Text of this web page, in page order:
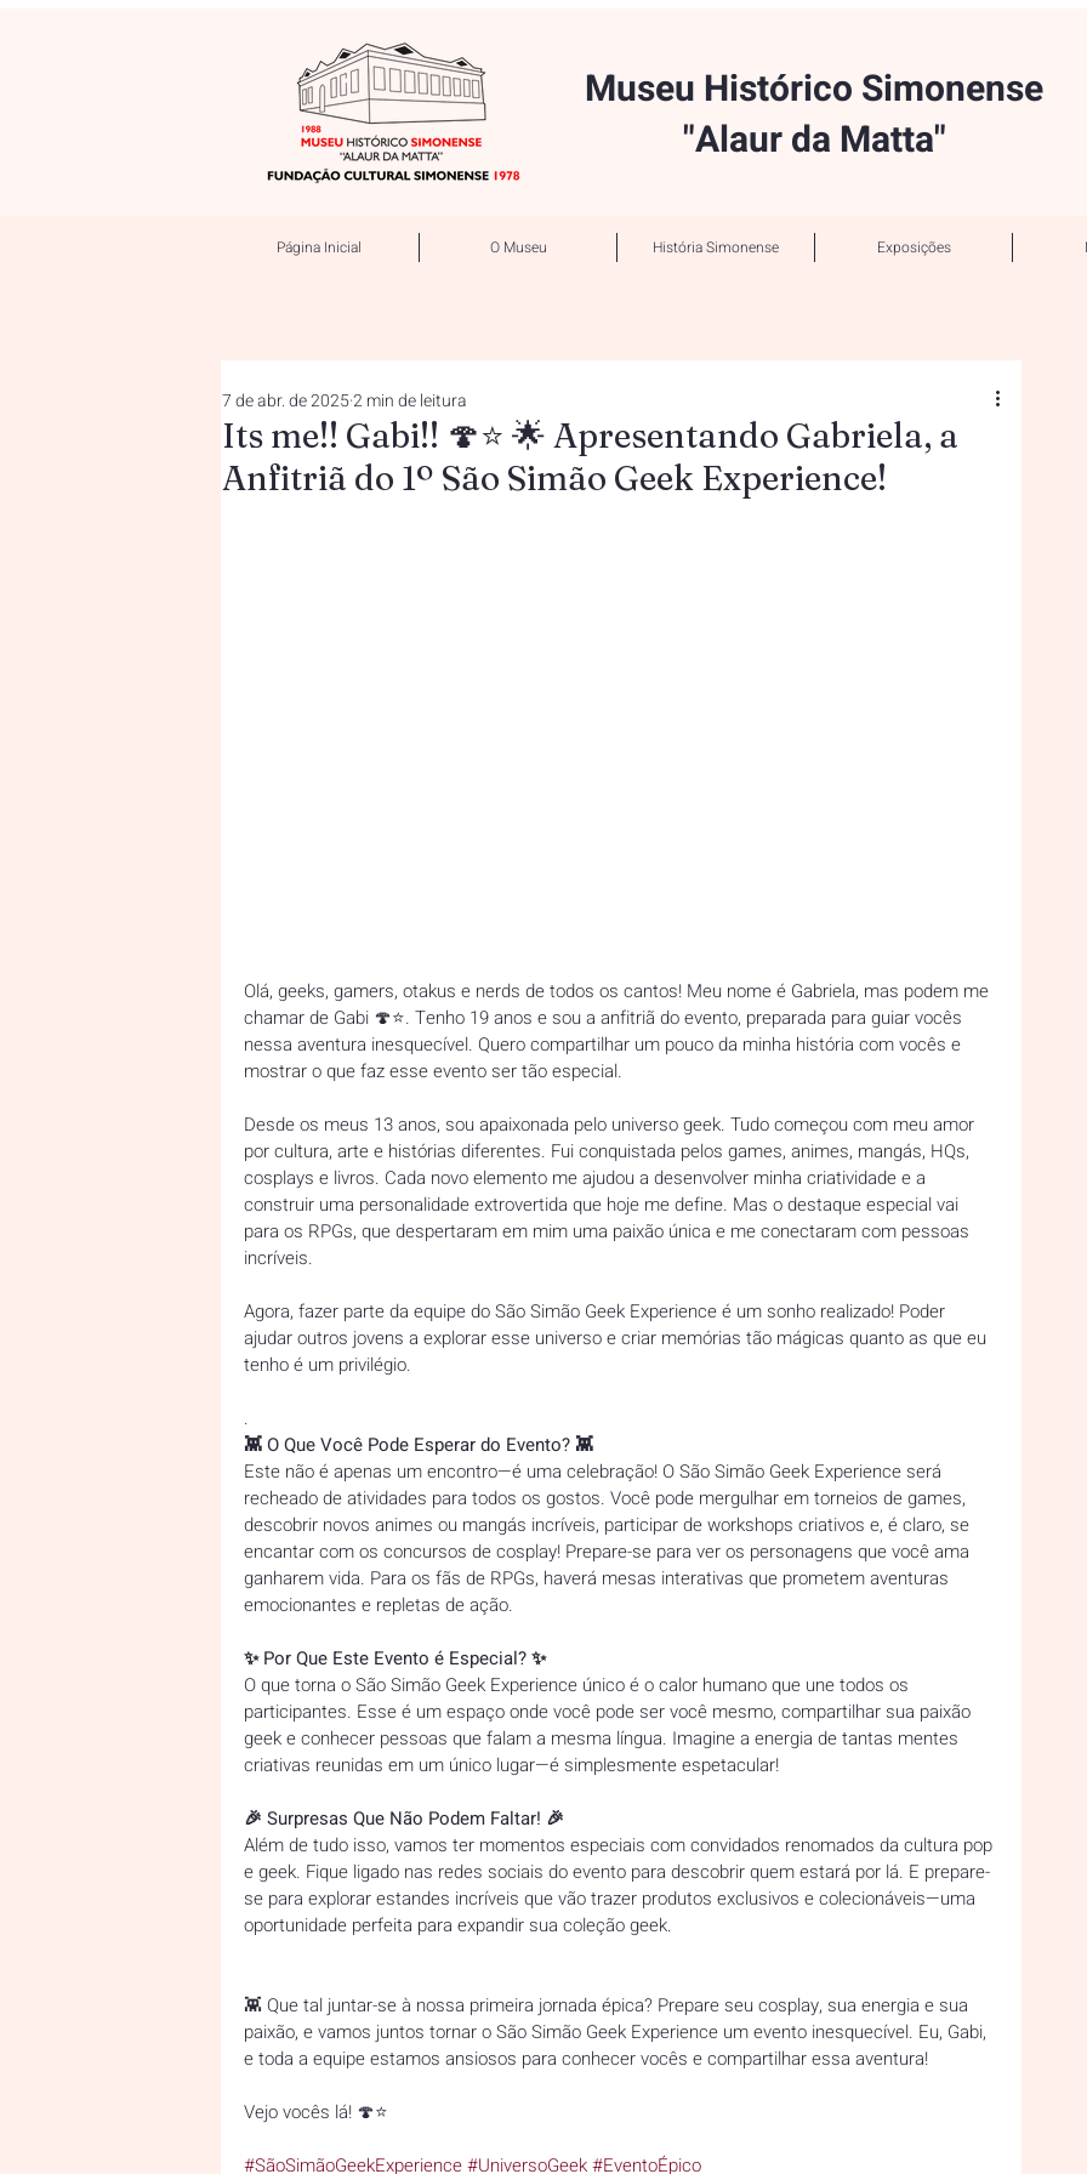
Museu Histórico Simonense
"Alaur da Matta"
Página Inicial O Museu História Simonense Exposições
Its me!! Gabi!! 🍄⭐ 🌟 Apresentando Gabriela, a
Anfitriã do 1º São Simão Geek Experience!
7 de abr. de 20252 min de leitura
Olá, geeks, gamers, otakus e nerds de todos os cantos! Meu nome é Gabriela, mas podem me
chamar de Gabi 🍄⭐️. Tenho 19 anos e sou a anfitriã do evento, preparada para guiar vocês
nessa aventura inesquecível. Quero compartilhar um pouco da minha história com vocês e
mostrar o que faz esse evento ser tão especial.
Desde os meus 13 anos, sou apaixonada pelo universo geek. Tudo começou com meu amor
por cultura, arte e histórias diferentes. Fui conquistada pelos games, animes, mangás, HQs,
cosplays e livros. Cada novo elemento me ajudou a desenvolver minha criatividade e a
construir uma personalidade extrovertida que hoje me define. Mas o destaque especial vai
para os RPGs, que despertaram em mim uma paixão única e me conectaram com pessoas
incríveis.
Agora, fazer parte da equipe do São Simão Geek Experience é um sonho realizado! Poder
ajudar outros jovens a explorar esse universo e criar memórias tão mágicas quanto as que eu
tenho é um privilégio.
.
👾 O Que Você Pode Esperar do Evento? 👾
Este não é apenas um encontro—é uma celebração! O São Simão Geek Experience será
recheado de atividades para todos os gostos. Você pode mergulhar em torneios de games,
descobrir novos animes ou mangás incríveis, participar de workshops criativos e, é claro, se
encantar com os concursos de cosplay! Prepare-se para ver os personagens que você ama
ganharem vida. Para os fãs de RPGs, haverá mesas interativas que prometem aventuras
emocionantes e repletas de ação.
✨ Por Que Este Evento é Especial? ✨
O que torna o São Simão Geek Experience único é o calor humano que une todos os
participantes. Esse é um espaço onde você pode ser você mesmo, compartilhar sua paixão
geek e conhecer pessoas que falam a mesma língua. Imagine a energia de tantas mentes
criativas reunidas em um único lugar—é simplesmente espetacular!
🎉 Surpresas Que Não Podem Faltar! 🎉
Além de tudo isso, vamos ter momentos especiais com convidados renomados da cultura pop
e geek. Fique ligado nas redes sociais do evento para descobrir quem estará por lá. E prepare-
se para explorar estandes incríveis que vão trazer produtos exclusivos e colecionáveis—uma
oportunidade perfeita para expandir sua coleção geek.
👾 Que tal juntar-se à nossa primeira jornada épica? Prepare seu cosplay, sua energia e sua
paixão, e vamos juntos tornar o São Simão Geek Experience um evento inesquecível. Eu, Gabi,
e toda a equipe estamos ansiosos para conhecer vocês e compartilhar essa aventura!
Vejo vocês lá! 🍄⭐️
#SãoSimãoGeekExperience#UniversoGeek#EventoÉpico